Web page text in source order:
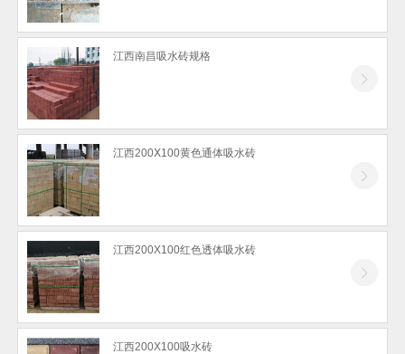
江西陶土砖
江西沟盖板
江西护坡板
江西透水砖
江西路沿石
江西井字植草砖
江西八字植草砖
江西南昌吸水砖规格
江西200Ⅹ100黄色通体吸水砖
江西200X100红色透体吸水砖
江西200X100吸水砖